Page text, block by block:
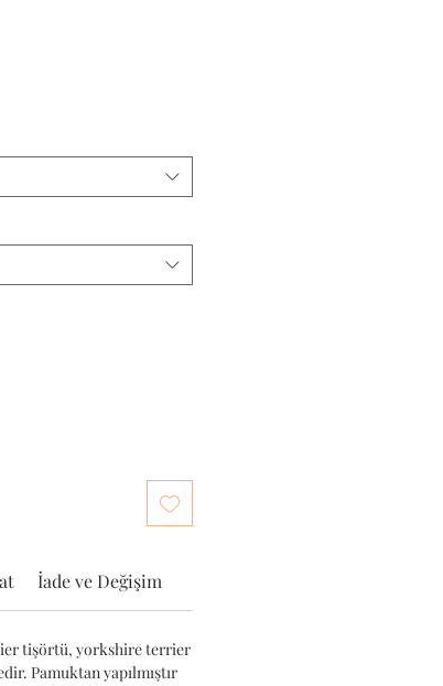
İade ve Değişim
tişörtü, yorkshire terrier
Pamuktan yapılmıştır